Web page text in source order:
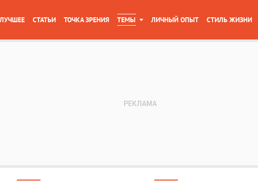
ЛУЧШЕЕ СТАТЬИ ТОЧКА ЗРЕНИЯ ТЕМЫ ЛИЧНЫЙ ОПЫТ СТИЛЬ ЖИЗНИ